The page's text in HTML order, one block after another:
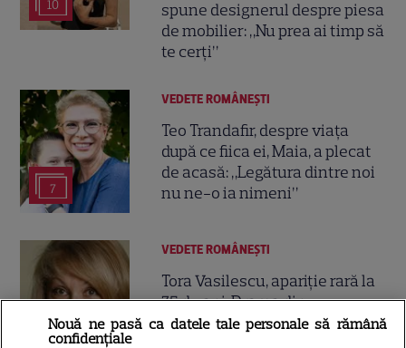
10
spune designerul despre piesa
de mobilier: „Nu prea ai timp să
te cerți”
7
VEDETE ROMÂNEŞTI
Teo Trandafir, despre viața
după ce fiica ei, Maia, a plecat
de acasă: „Legătura dintre noi
nu ne-o ia nimeni”
24
VEDETE ROMÂNEŞTI
Tora Vasilescu, apariție rară la
75 de ani. Drama din
adolescență care i-a schimbat
Nouă ne pasă ca datele tale personale să rămână
confidențiale